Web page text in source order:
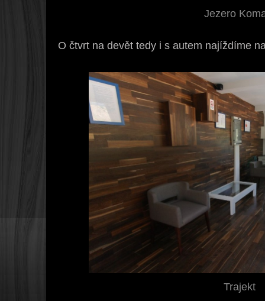
Jezero
O čtvrt na devět tedy i s autem najíždíme
Trajekt